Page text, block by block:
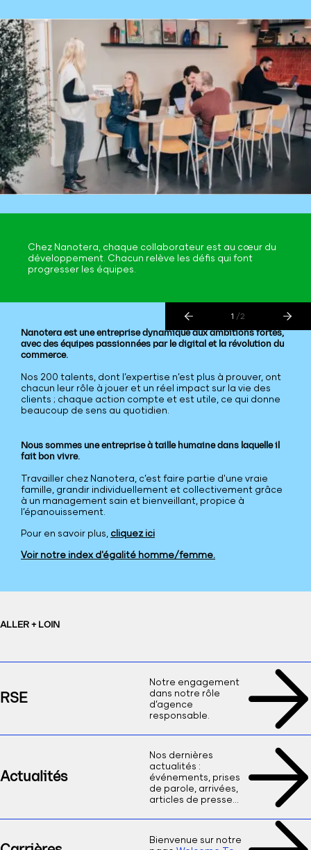
Chez Nanotera, chaque collaborateur est au cœur du
développement. Chacun relève les défis qui font
progresser les équipes.
1 /2
Nanotera est une entreprise dynamique aux ambitions fortes,
avec des équipes passionnées par le digital et la révolution du
commerce.
Nos 200 talents, dont l’expertise n’est plus à prouver, ont
chacun leur rôle à jouer et un réel impact sur la vie des
clients ; chaque action compte et est utile, ce qui donne
beaucoup de sens au quotidien.
Nous sommes une entreprise à taille humaine dans laquelle il
fait bon vivre.
Travailler chez Nanotera, c’est faire partie d'une vraie
famille, grandir individuellement et collectivement grâce
à un management sain et bienveillant, propice à
l’épanouissement.
Pour en savoir plus, cliquez ici
Voir notre index d'égalité homme/femme.
ALLER + LOIN
RSE
Notre engagement
dans notre rôle
d’agence
responsable.
Actualités
Nos dernières
actualités :
événements, prises
de parole, arrivées,
articles de presse…
Bienvenue sur notre